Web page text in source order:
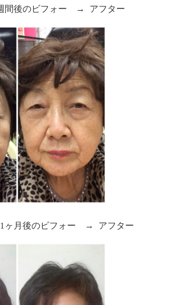
後のビフォー → アフター
ヶ月後のビフォー → アフター